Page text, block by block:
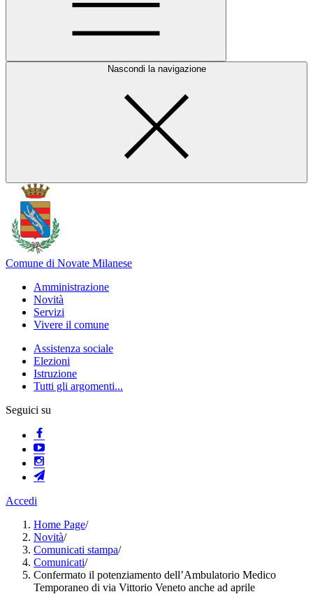
Nascondi la navigazione
Comune di Novate Milanese
Amministrazione
Novità
Servizi
Vivere il comune
Assistenza sociale
Elezioni
Istruzione
Tutti gli argomenti...
Seguici su
Accedi
Home Page/
Novità/
Comunicati stampa/
Comunicati/
Confermato il potenziamento dell’Ambulatorio Medico
Temporaneo di via Vittorio Veneto anche ad aprile